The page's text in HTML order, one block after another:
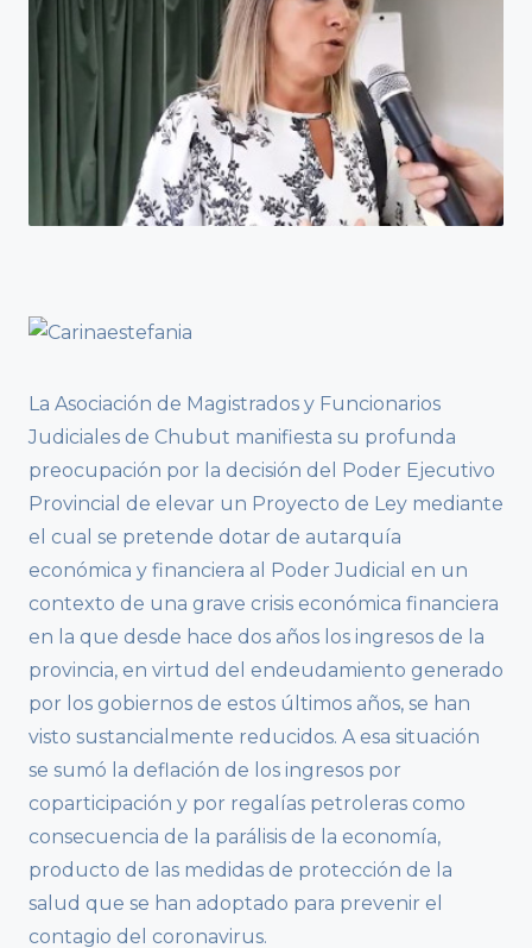
La Asociación de Magistrados y Funcionarios
Judiciales de Chubut manifiesta su profunda
preocupación por la decisión del Poder Ejecutivo
Provincial de elevar un Proyecto de Ley mediante
el cual se pretende dotar de autarquía
económica y financiera al Poder Judicial en un
contexto de una grave crisis económica financiera
en la que desde hace dos años los ingresos de la
provincia, en virtud del endeudamiento generado
por los gobiernos de estos últimos años, se han
visto sustancialmente reducidos. A esa situación
se sumó la deflación de los ingresos por
coparticipación y por regalías petroleras como
consecuencia de la parálisis de la economía,
producto de las medidas de protección de la
salud que se han adoptado para prevenir el
contagio del coronavirus.